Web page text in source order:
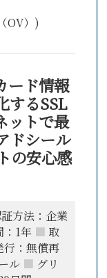
OV）)
ード情報
するSSL
ットで最
ドシール
の安心感
方法：企業
：1年 ■ 取
行：無償再
ル ■ グリ